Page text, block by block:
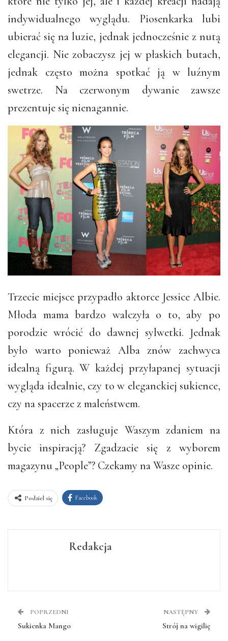
indywidualnego wyglądu. Piosenkarka lubi
ubierać się na luzie, jednak jednocześnie z nutą
elegancji. Nie zobaczysz jej w płaskich butach,
jednak często można spotkać ją w luźnym
swetrze. Na czerwonym dywanie zawsze
prezentuje się nienagannie.
Trzecie miejsce przypadło aktorce Jessice Albie.
Młoda mama bardzo walczyła o to, aby po
porodzie wrócić do dawnej sylwetki. Jednak
było warto ponieważ Alba znów zachwyca
idealną figurą. W każdej przyłapanej sytuacji
wygląda idealnie, czy to w eleganckiej sukience,
czy na spacerze z maleństwem.
Która z nich zasługuje Waszym zdaniem na
bycie inspiracją? Zgadzacie się z wyborem
magazynu „People”? Czekamy na Wasze opinie.
Podziel się Facebook
Redakcja
POPRZEDNI
Sukienka Mango
NASTĘPNY
Strój na wigilię